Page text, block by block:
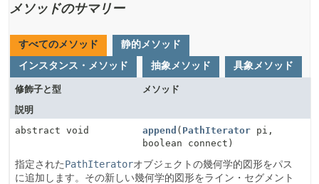
メソッドのサマリー
すべてのメソッド
静的メソッド
インスタンス・メソッド
抽象メソッド 具象メソッド
修飾子と型
メソッド
説明
abstract void
append ( PathIterator pi,
boolean connect)
指定されたPathIteratorオブジェクトの幾何学的図形をパス
に追加します。その新しい幾何学的図形をライン・セグメント